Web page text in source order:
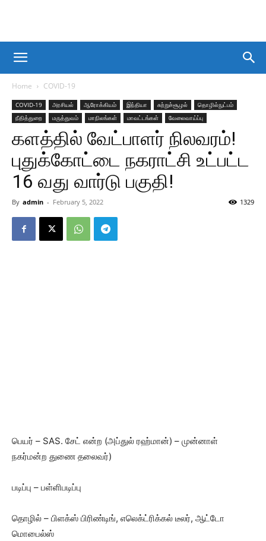
Home COVID-19
COVID-19 அரசியல் ஆரோக்கியம் இந்தியா சுற்றுச்சூழல்
தொழில்நுட்பம்
நீதித்துறை
மருத்துவம் மாநிலங்கள் மாவட்டங்கள் வேலைவாய்ப்பு
களத்தில் வேட்பாளர் நிலவரம்!
புதுக்கோட்டை நகராட்சி உட்பட்ட
16 வது வார்டு பகுதி!
By admin - February 5, 2022 1329
பெயர் – SAS. சேட் என்ற (அப்துல் ரஹ்மான்) – முன்னாள்
நகர்மன்ற துணை தலைவர்)
படிப்பு – பள்ளிபடிப்பு
தொழில் – பிளக்ஸ் பிரிண்டிங், எலெக்ட்ரிக்கல் டீலர், ஆட்டோ
மொபைல்ஸ்